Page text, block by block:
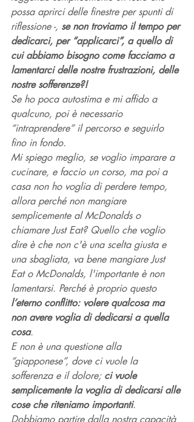
possa aprirci delle finestre per spunti di
riflessione -, se non troviamo il tempo per
dedicarci, per “applicarci”, a quello di
cui abbiamo bisogno come facciamo a
lamentarci delle nostre frustrazioni, delle
nostre sofferenze?!
Se ho poca autostima e mi affido a
qualcuno, poi è necessario
“intraprendere” il percorso e seguirlo
fino in fondo.
Mi spiego meglio, se voglio imparare a
cucinare, e faccio un corso, ma poi a
casa non ho voglia di perdere tempo,
allora perché non mangiare
semplicemente al McDonalds o
chiamare Just Eat? Quello che voglio
dire è che non c'è una scelta giusta e
una sbagliata, va bene mangiare Just
Eat o McDonalds, l'importante è non
lamentarsi. Perché è proprio questo
l’eterno conflitto: volere qualcosa ma
non avere voglia di dedicarsi a quella
cosa.
E non è una questione alla
“giapponese”, dove ci vuole la
sofferenza e il dolore; ci vuole
semplicemente la voglia di dedicarsi alle
cose che riteniamo importanti.
Dobbiamo partire dalla nostra capacità